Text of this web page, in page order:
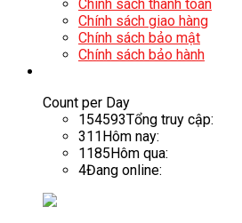
Chính sách thanh toán
Chính sách giao hàng
Chính sách bảo mật
Chính sách bảo hành
Count per Day
154593Tổng truy cập:
311Hôm nay:
1185Hôm qua:
4Đang online: